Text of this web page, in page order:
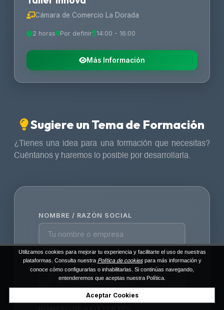
Cámara de Comercio La Dorada
2 horas Por definir 14:00 - 16:00
Más Información
Sugiere un Tema de Formación
¿Tienes una idea para una formación que necesitas?
Cuéntanos y haremos lo posible por desarrollarla.
NOMBRE / RAZÓN SOCIAL
TEMA SOLICITADO
Utilizamos cookies para mejorar tu experiencia y facilitarte el uso de nuestras
plataformas. Consulta nuestra Política de cookiespara más información y
conoce cómo configurarlas o inhabilitarlas. Si continúas navegando,
entenderemos que aceptas nuestra Política.
Aceptar Cookies